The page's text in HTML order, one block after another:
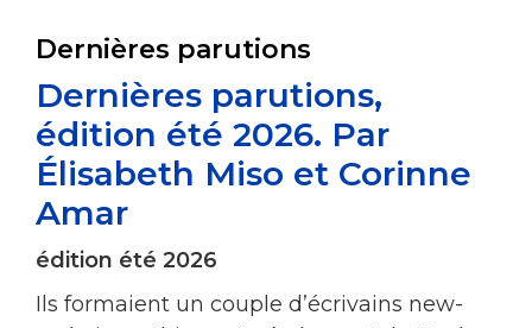
Dernières parutions
Dernières parutions,
édition été 2026. Par
Élisabeth Miso et Corinne
Amar
édition été 2026
Ils formaient un couple d’écrivains new-